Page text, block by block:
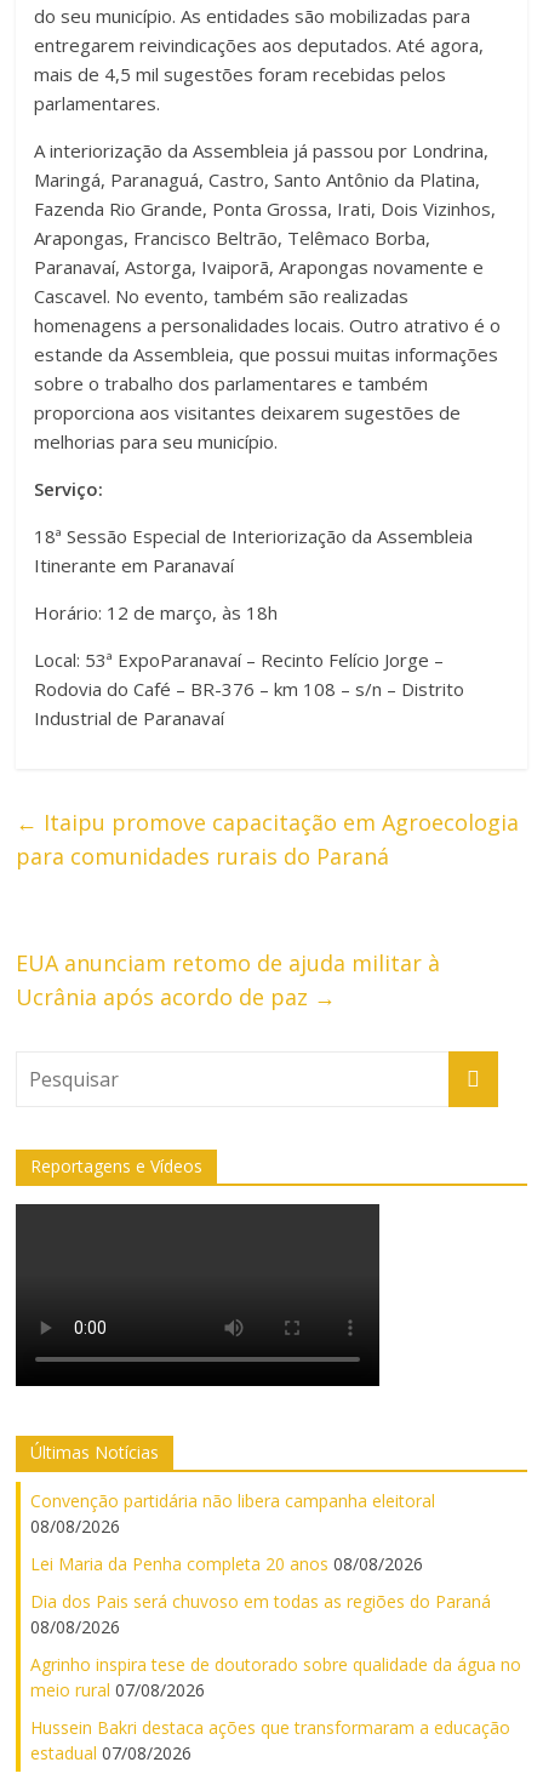
do seu município. As entidades são mobilizadas para
entregarem reivindicações aos deputados. Até agora,
mais de 4,5 mil sugestões foram recebidas pelos
parlamentares.
A interiorização da Assembleia já passou por Londrina,
Maringá, Paranaguá, Castro, Santo Antônio da Platina,
Fazenda Rio Grande, Ponta Grossa, Irati, Dois Vizinhos,
Arapongas, Francisco Beltrão, Telêmaco Borba,
Paranavaí, Astorga, Ivaiporã, Arapongas novamente e
Cascavel. No evento, também são realizadas
homenagens a personalidades locais. Outro atrativo é o
estande da Assembleia, que possui muitas informações
sobre o trabalho dos parlamentares e também
proporciona aos visitantes deixarem sugestões de
melhorias para seu município.
Serviço:
18ª Sessão Especial de Interiorização da Assembleia
Itinerante em Paranavaí
Horário: 12 de março, às 18h
Local: 53ª ExpoParanavaí – Recinto Felício Jorge –
Rodovia do Café – BR-376 – km 108 – s/n – Distrito
Industrial de Paranavaí
← Itaipu promove capacitação em Agroecologia
para comunidades rurais do Paraná
EUA anunciam retomo de ajuda militar à
Ucrânia após acordo de paz →
Reportagens e Vídeos
Últimas Notícias
Convenção partidária não libera campanha eleitoral
08/08/2026
Lei Maria da Penha completa 20 anos 08/08/2026
Dia dos Pais será chuvoso em todas as regiões do Paraná
08/08/2026
Agrinho inspira tese de doutorado sobre qualidade da água no
meio rural 07/08/2026
Hussein Bakri destaca ações que transformaram a educação
estadual 07/08/2026